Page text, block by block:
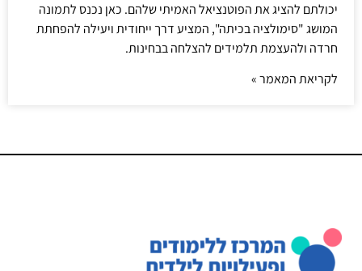
יכולתם להציג את הפוטנציאל האמיתי שלהם. כאן נכנס לתמונה
המושג "סימולציה בכיתה", המציע דרך ייחודית ויעילה להפחתת
חרדה ולהעצמת תלמידים להצלחה בבחינות.
לקריאת המאמר »